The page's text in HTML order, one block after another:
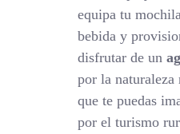
equipa tu
bebida y
disfrutar de un
por la naturaleza
que te puedas
por el turismo